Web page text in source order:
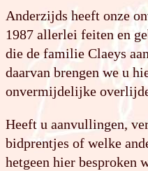
Anderzijds heeft onze
1987 allerlei feiten en
die de familie Claeys
daarvan brengen we u
onvermijdelijke
Heeft u aanvullingen,
bidprentjes of welke
hetgeen hier besproken